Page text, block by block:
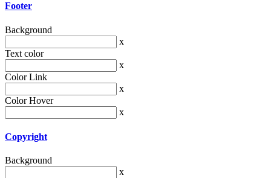
Footer
Background
x
Text color
x
Color Link
x
Color Hover
x
Copyright
Background
x